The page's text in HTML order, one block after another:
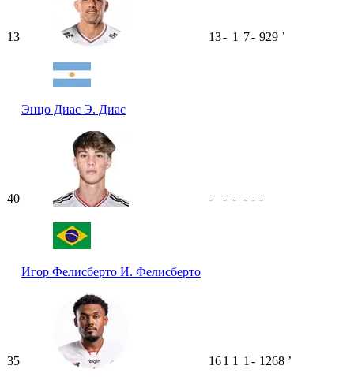
13
Энцо Диас Э. Диас
13- 1 7- 929 ʼ
40
Игор Фелисберто И. Фелисберто
- - - - - -
35 161 1 1 - 1268 ʼ